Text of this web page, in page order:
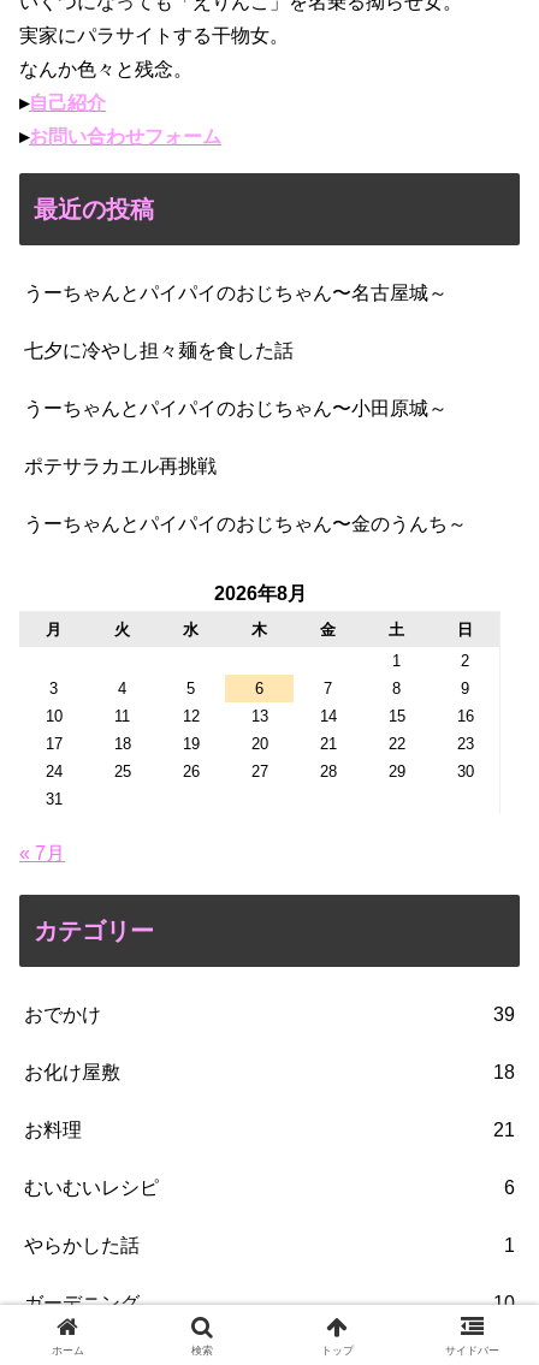
実家にパラサイトする干物女。
なんか色々と残念。
▸自己紹介
▸お問い合わせフォーム
最近の投稿
うーちゃんとパイパイのおじちゃん〜名古屋城～
七夕に冷やし担々麺を食した話
うーちゃんとパイパイのおじちゃん〜小田原城～
ポテサラカエル再挑戦
うーちゃんとパイパイのおじちゃん〜金のうんち～
2026年8月
月 火 水 木 金 土
日
1
2
3
4 5 6 7 8
9
10
11 12 13 14 15
16
17
18 19 20 21 22
23
24
25 26 27 28 29
30
31
« 7月
カテゴリー
おでかけ 39
お化け屋敷 18
お料理 21
むいむいレシピ 6
やらかした話 1
ガーデニング 10
ハンドメイド
ホーム 検索 トップ サイドバー